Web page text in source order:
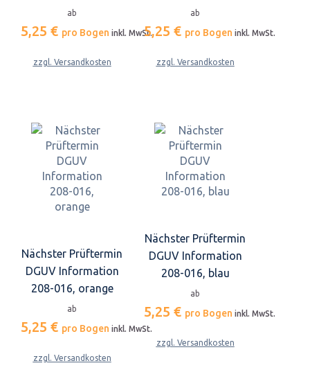
ab
5,25 € pro Bogen inkl. MwSt.
zzgl. Versandkosten
ab
5,25 € pro Bogen inkl. MwSt.
zzgl. Versandkosten
Nächster Prüftermin
DGUV Information
208-016, orange
ab
5,25 € pro Bogen inkl. MwSt.
zzgl. Versandkosten
Nächster Prüftermin
DGUV Information
208-016, blau
ab
5,25 € pro Bogen inkl. MwSt.
zzgl. Versandkosten